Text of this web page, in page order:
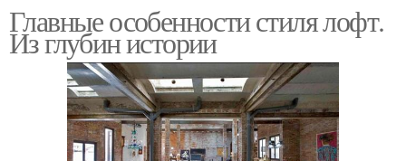
Главные особенности стиля лофт.
Из глубин истории